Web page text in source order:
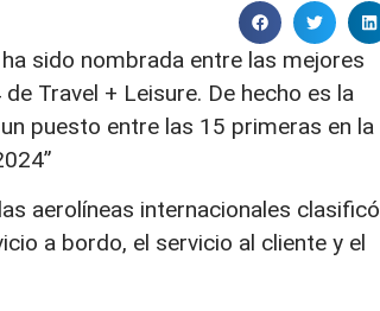
sido nombrada entre las mejores
Travel + Leisure. De hecho es la
puesto entre las 15 primeras en la
aerolíneas internacionales clasificó
a bordo, el servicio al cliente y el